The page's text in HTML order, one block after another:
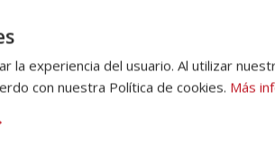
la experiencia del usuario. Al utilizar
con nuestra Política de cookies. Más